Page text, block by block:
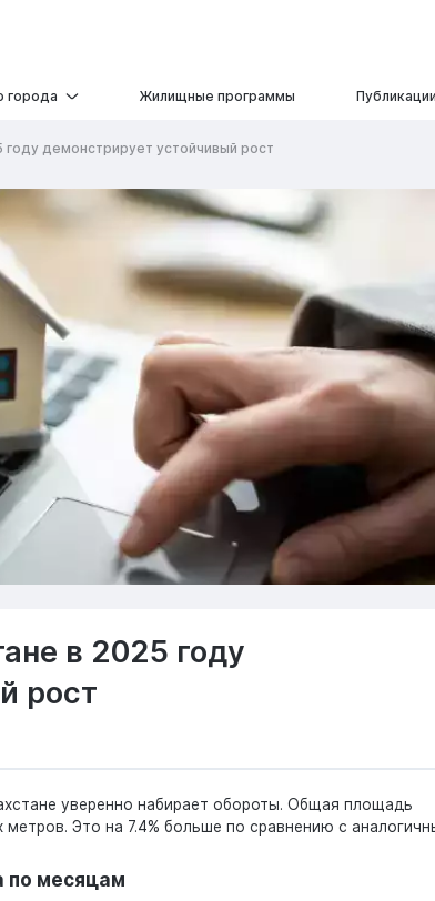
города Жилищные программы
демонстрирует устойчивый рост
в 2025 году
рост
уверенно набирает обороты. Общая площадь
Это на 7.4% больше по сравнению с
по месяцам